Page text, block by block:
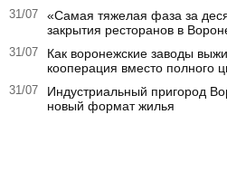
31/07
«Самая тяжелая фаза за
закрытия ресторанов в
31/07
Как воронежские заводы
кооперация вместо полного
31/07
Индустриальный пригород
новый формат жилья